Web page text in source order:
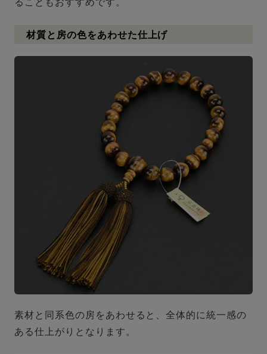
材質と房の色をあわせた仕上げ
素材と同系色の房をあわせると、全体的に統一感の
ある仕上がりとなります。